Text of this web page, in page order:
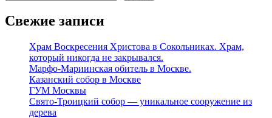
Свежие записи
Храм Воскресения Христова в Сокольниках. Храм,
который никогда не закрывался.
Марфо-Мариинская обитель в Москве.
Казанский собор в Москве
ГУМ Москвы
Свято-Троицкий собор — уникальное сооружение из
дерева